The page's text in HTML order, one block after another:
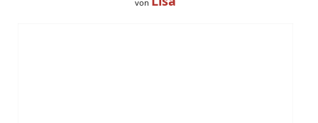
von